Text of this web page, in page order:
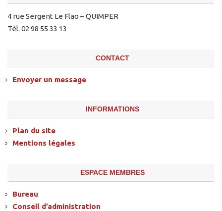
4 rue Sergent Le Flao – QUIMPER
Tél. 02 98 55 33 13
CONTACT
Envoyer un message
INFORMATIONS
Plan du site
Mentions légales
ESPACE MEMBRES
Bureau
Conseil d’administration